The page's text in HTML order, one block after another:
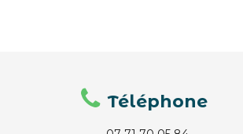
Téléphone